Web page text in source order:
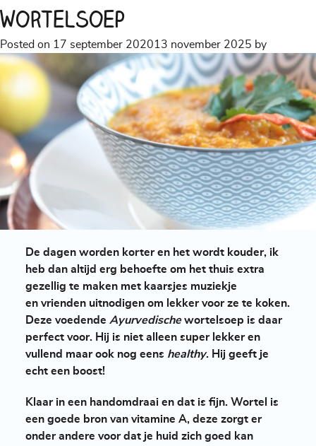
wortelsoep
Posted on 17 september 202013 november 2025 by
De dagen worden korter en het wordt kouder, ik
heb dan altijd erg behoefte om het thuis extra
gezellig te maken met kaarsjes muziekje
en vrienden uitnodigen om lekker voor ze te koken.
Deze voedende Ayurvedischewortelsoep is daar
perfect voor. Hij is niet alleen super lekker en
vullend maar ook nog eens healthy. Hij geeft je
echt een boost!
Klaar in een handomdraai en dat is fijn. Wortel is
een goede bron van vitamine A, deze zorgt er
onder andere voor dat je huid zich goed kan